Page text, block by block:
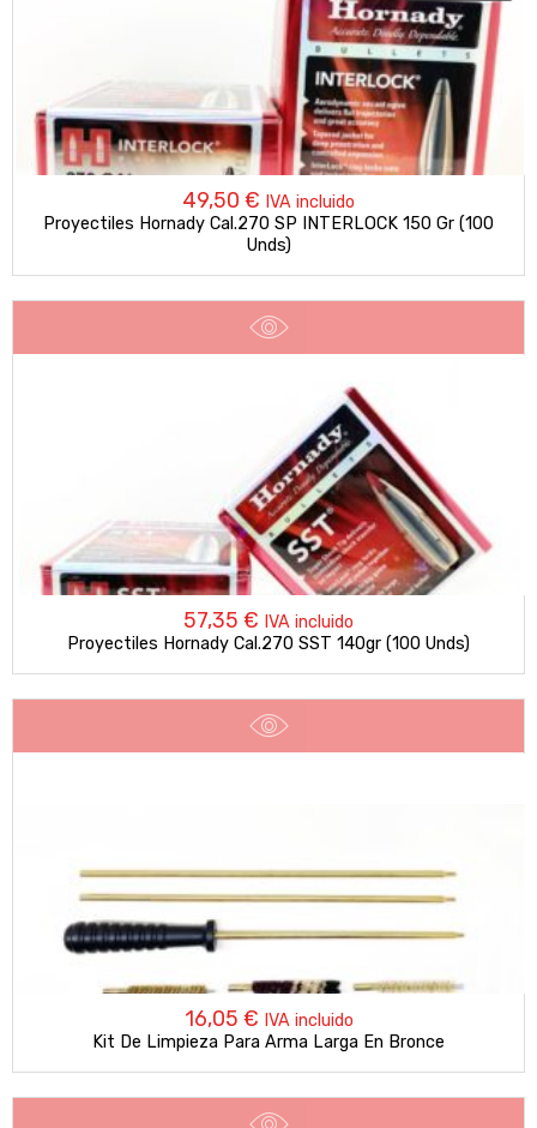
49,50 € IVA incluido
Proyectiles Hornady Cal.270 SP INTERLOCK 150 Gr (100
Unds)
57,35 € IVA incluido
Proyectiles Hornady Cal.270 SST 140gr (100 Unds)
16,05 € IVA incluido
Kit De Limpieza Para Arma Larga En Bronce